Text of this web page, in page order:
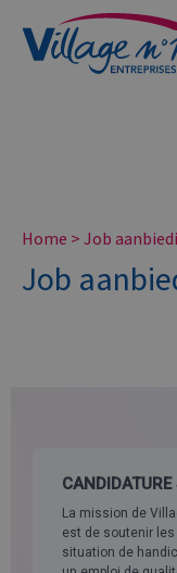
Services aux
Home >Job
Job